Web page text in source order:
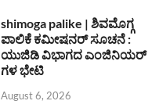
shimoga palike | ಶಿವಮೊಗ್ಗ
ಪಾಲಿಕೆ ಕಮೀಷನರ್ ಸೂಚನೆ :
ಯುಜಿಡಿ ವಿಭಾಗದ ಎಂಜಿನಿಯರ್
ಗಳ ಭೇಟಿ
August 6, 2026